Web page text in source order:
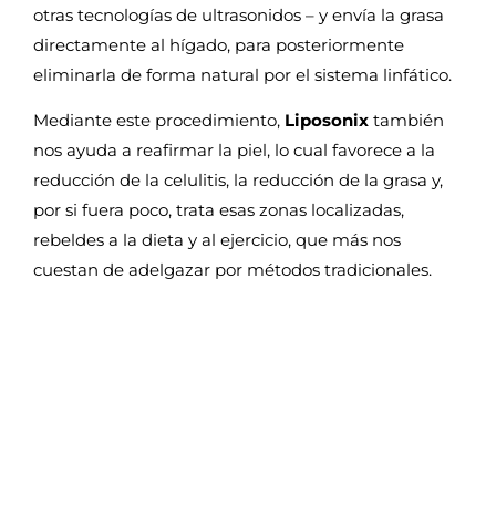
otras tecnologías de ultrasonidos – y envía la grasa
directamente al hígado, para posteriormente
eliminarla de forma natural por el sistema linfático.
Mediante este procedimiento, Liposonix también
nos ayuda a reafirmar la piel, lo cual favorece a la
reducción de la celulitis, la reducción de la grasa y,
por si fuera poco, trata esas zonas localizadas,
rebeldes a la dieta y al ejercicio, que más nos
cuestan de adelgazar por métodos tradicionales.